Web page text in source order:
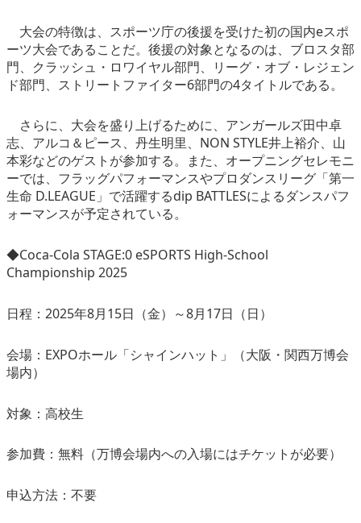
大会の特徴は、スポーツ庁の後援を受けた初の国内eスポ
ーツ大会であることだ。後援の対象となるのは、ブロスタ部
門、クラッシュ・ロワイヤル部門、リーグ・オブ・レジェン
ド部門、ストリートファイター6部門の4タイトルである。
さらに、大会を盛り上げるために、アンガールズ田中卓
志、アルコ＆ピース、丹生明里、NON STYLE井上裕介、山
本彩などのゲストが参加する。また、オープニングセレモニ
ーでは、フラッグパフォーマンスやプロダンスリーグ「第一
生命 D.LEAGUE」で活躍するdip BATTLESによるダンスパフ
ォーマンスが予定されている。
◆Coca-Cola STAGE:0 eSPORTS High-School
Championship 2025
日程：2025年8月15日（金）～8月17日（日）
会場：EXPOホール「シャインハット」（大阪・関西万博会
場内）
対象：高校生
参加費：無料（万博会場内への入場にはチケットが必要）
申込方法：不要